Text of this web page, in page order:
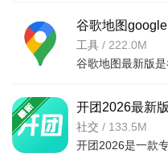
谷歌地图
v26.28.03最新版
工具 / 222.0M
开团2026最新
连麦组队开黑交
社交 / 133.5M